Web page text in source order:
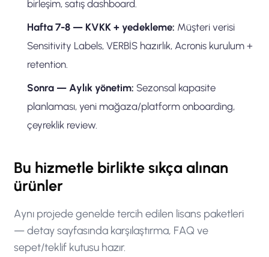
birleşim, satış dashboard.
Hafta 7-8 — KVKK + yedekleme: Müşteri verisi
Sensitivity Labels, VERBİS hazırlık, Acronis kurulum +
retention.
Sonra — Aylık yönetim: Sezonsal kapasite
planlaması, yeni mağaza/platform onboarding,
çeyreklik review.
Bu hizmetle birlikte sıkça alınan
ürünler
Aynı projede genelde tercih edilen lisans paketleri
— detay sayfasında karşılaştırma, FAQ ve
sepet/teklif kutusu hazır.